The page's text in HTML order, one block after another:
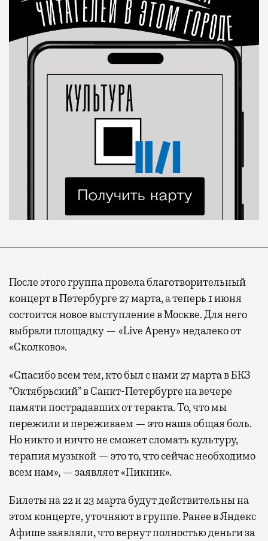
После этого группа провела благотворительный
концерт в Петербурге 27 марта, а теперь 1 июня
состоится новое выступление в Москве. Для него
выбрали площадку — «Live Арену» недалеко от
«Сколково».
«Спасибо всем тем, кто был с нами 27 марта в БКЗ
“Октябрьский” в Санкт-Петербурге на вечере
памяти пострадавших от теракта. То, что мы
пережили и переживаем — это наша общая боль.
Но никто и ничто не сможет сломать культуру,
терапия музыкой — это то, что сейчас необходимо
всем нам», — заявляет «Пикник».
Билеты на 22 и 23 марта будут действительны на
этом концерте, уточняют в группе. Ранее в Яндекс
Афише заявляли, что вернут полностью деньги за